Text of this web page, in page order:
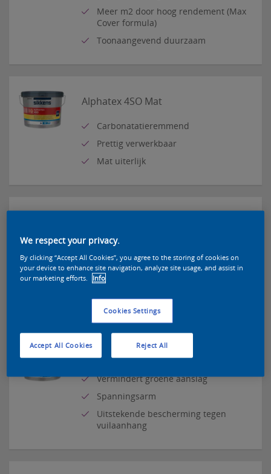
Meer m2 door hoog rendement (Max
Cover formula)
Toonaangevend duurzaam
Alphatex 4SO Mat
Carbonatatieremmend
Prettig verwerkbaar
Mat uiterlijk
Mat uiterlijk
Gedeeltelijk gemaakt van
hernieuwbare grondstoffen
Alphaloxan
Vermindert groene aanslag
Spanningsarm
Uitstekende bescherming tegen
vuilaanhang
We respect your privacy.
By clicking “Accept All Cookies”, you agree to the storing of cookies on
your device to enhance site navigation, analyze site usage, and assist in
our marketing efforts. Info
Cookies Settings
Reject All
Accept All Cookies